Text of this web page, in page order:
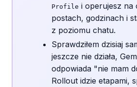
Profile i operujesz na
postach, godzinach i
z poziomu chatu.
Sprawdziłem dzisiaj
jeszcze nie działa,
odpowiada "nie mam
Rollout idzie etapami,